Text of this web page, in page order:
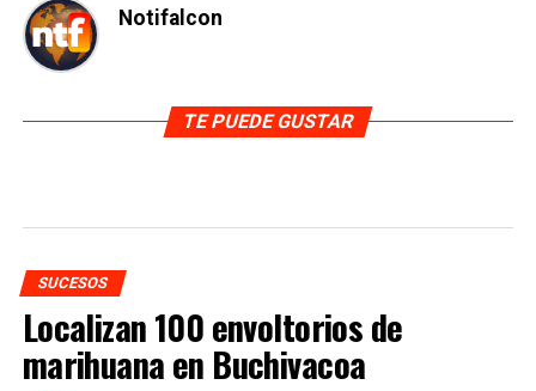
Notifalcon
TE PUEDE GUSTAR
SUCESOS
Localizan 100 envoltorios de
marihuana en Buchivacoa